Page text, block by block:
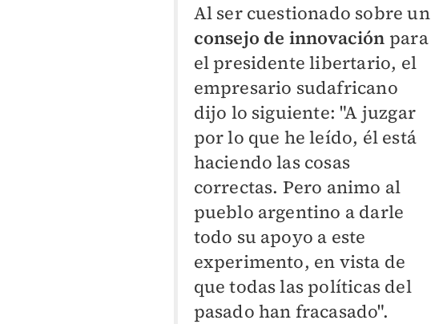
Al ser cuestionado sobre un
consejo de innovación para
el presidente libertario, el
empresario sudafricano
dijo lo siguiente: "A juzgar
por lo que he leído, él está
haciendo las cosas
correctas. Pero animo al
pueblo argentino a darle
todo su apoyo a este
experimento, en vista de
que todas las políticas del
pasado han fracasado".